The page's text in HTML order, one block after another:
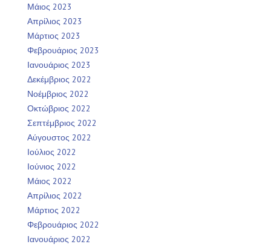
Μάιος 2023
Απρίλιος 2023
Μάρτιος 2023
Φεβρουάριος 2023
Ιανουάριος 2023
Δεκέμβριος 2022
Νοέμβριος 2022
Οκτώβριος 2022
Σεπτέμβριος 2022
Αύγουστος 2022
Ιούλιος 2022
Ιούνιος 2022
Μάιος 2022
Απρίλιος 2022
Μάρτιος 2022
Φεβρουάριος 2022
Ιανουάριος 2022